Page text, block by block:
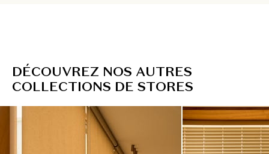
DÉCOUVREZ NOS AUTRES
COLLECTIONS DE STORES